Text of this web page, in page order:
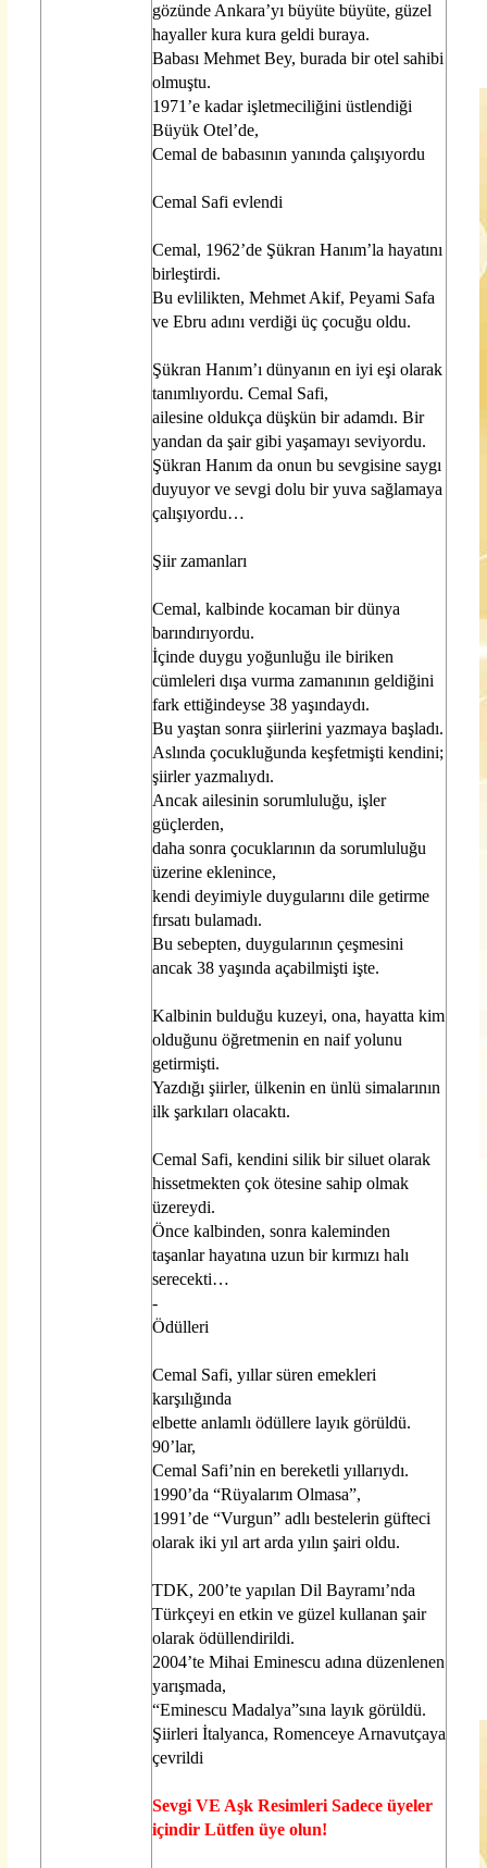
gözünde Ankara’yı büyüte büyüte, güzel
hayaller kura kura geldi buraya.
Babası Mehmet Bey, burada bir otel sahibi
olmuştu.
1971’e kadar işletmeciliğini üstlendiği
Büyük Otel’de,
Cemal de babasının yanında çalışıyordu
Cemal Safi evlendi
Cemal, 1962’de Şükran Hanım’la hayatını
birleştirdi.
Bu evlilikten, Mehmet Akif, Peyami Safa
ve Ebru adını verdiği üç çocuğu oldu.
Şükran Hanım’ı dünyanın en iyi eşi olarak
tanımlıyordu. Cemal Safi,
ailesine oldukça düşkün bir adamdı. Bir
yandan da şair gibi yaşamayı seviyordu.
Şükran Hanım da onun bu sevgisine saygı
duyuyor ve sevgi dolu bir yuva sağlamaya
çalışıyordu…
Şiir zamanları
Cemal, kalbinde kocaman bir dünya
barındırıyordu.
İçinde duygu yoğunluğu ile biriken
cümleleri dışa vurma zamanının geldiğini
fark ettiğindeyse 38 yaşındaydı.
Bu yaştan sonra şiirlerini yazmaya başladı.
Aslında çocukluğunda keşfetmişti kendini;
şiirler yazmalıydı.
Ancak ailesinin sorumluluğu, işler
güçlerden,
daha sonra çocuklarının da sorumluluğu
üzerine eklenince,
kendi deyimiyle duygularını dile getirme
fırsatı bulamadı.
Bu sebepten, duygularının çeşmesini
ancak 38 yaşında açabilmişti işte.
Kalbinin bulduğu kuzeyi, ona, hayatta kim
olduğunu öğretmenin en naif yolunu
getirmişti.
Yazdığı şiirler, ülkenin en ünlü simalarının
ilk şarkıları olacaktı.
Cemal Safi, kendini silik bir siluet olarak
hissetmekten çok ötesine sahip olmak
üzereydi.
Önce kalbinden, sonra kaleminden
taşanlar hayatına uzun bir kırmızı halı
serecekti…
-
Ödülleri
Cemal Safi, yıllar süren emekleri
karşılığında
elbette anlamlı ödüllere layık görüldü.
90’lar,
Cemal Safi’nin en bereketli yıllarıydı.
1990’da “Rüyalarım Olmasa”,
1991’de “Vurgun” adlı bestelerin güfteci
olarak iki yıl art arda yılın şairi oldu.
TDK, 200’te yapılan Dil Bayramı’nda
Türkçeyi en etkin ve güzel kullanan şair
olarak ödüllendirildi.
2004’te Mihai Eminescu adına düzenlenen
yarışmada,
“Eminescu Madalya”sına layık görüldü.
Şiirleri İtalyanca, Romenceye Arnavutçaya
çevrildi
Sevgi VE Aşk Resimleri Sadece üyeler
içindir Lütfen üye olun!